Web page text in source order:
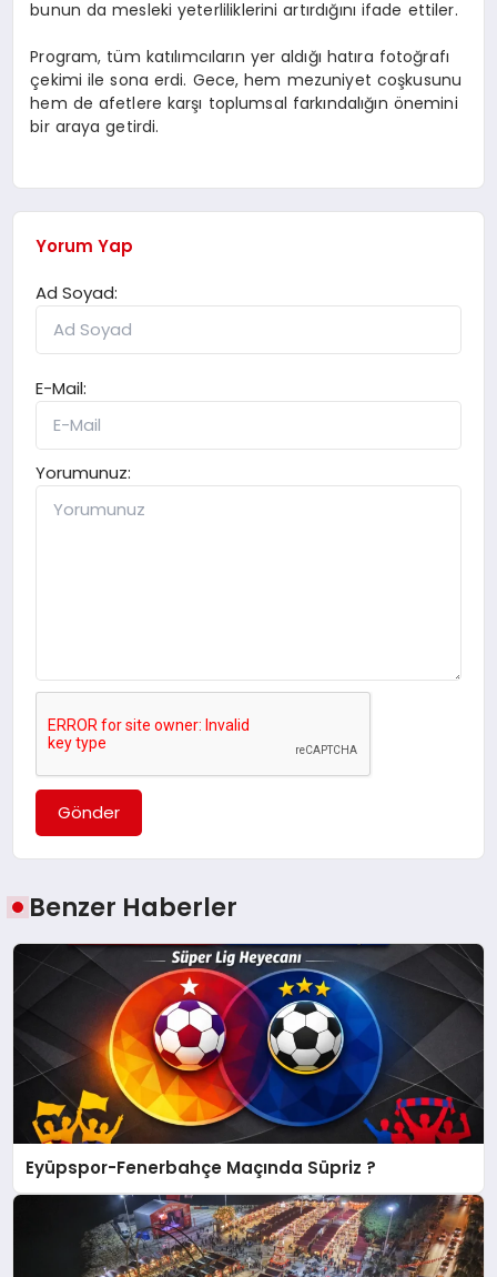
bunun da mesleki yeterliliklerini artırdığını ifade ettiler.
Program, tüm katılımcıların yer aldığı hatıra fotoğrafı
çekimi ile sona erdi. Gece, hem mezuniyet coşkusunu
hem de afetlere karşı toplumsal farkındalığın önemini
bir araya getirdi.
Yorum Yap
Ad Soyad:
E-Mail:
Yorumunuz:
Gönder
Benzer Haberler
Eyüpspor-Fenerbahçe Maçında Süpriz ?